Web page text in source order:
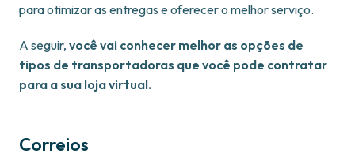
para otimizar as entregas e oferecer o melhor serviço.
A seguir, você vai conhecer melhor as opções de
tipos de transportadoras que você pode contratar
para a sua loja virtual.
Correios